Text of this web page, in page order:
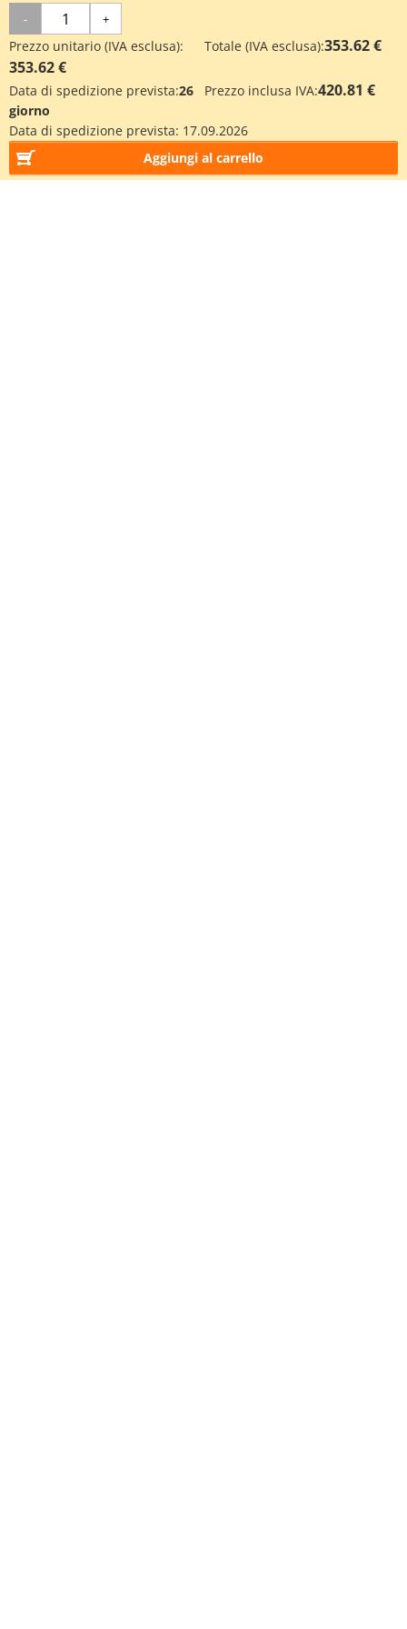
- +
Prezzo unitario (IVA esclusa):
353.62 €
Totale (IVA esclusa):353.62 €
Data di spedizione prevista:26
giorno
Prezzo inclusa IVA:420.81 €
Data di spedizione prevista: 17.09.2026
Aggiungi al carrello